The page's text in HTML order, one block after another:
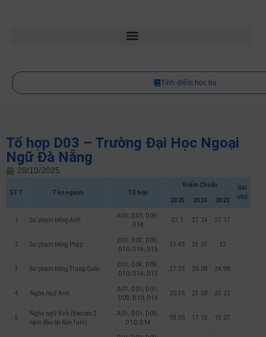
Tính điểm học bạ
Tổ hợp D03 – Trường Đại Học Ngoại
Ngữ Đà Nẵng
28/10/2025
STT Tên ngành Tổ hợp
Điểm Chuẩn
Ghi
chú
2025 2024 2023
1 Sư phạm tiếng Anh
A01; D01; D09;
D14
27.1 27.24 27.17
2 Sư phạm tiếng Pháp
D01; D03; D09;
D10; D14; D15
21.45 23.07 22
3 Sư phạm tiếng Trung Quốc
D01; D04; D09;
D10; D14; D15
27.25 26.09 24.98
4 Ngôn ngữ Anh
A01; D01; D07;
D09; D10; D14
20.35 23.58 23.22
5
Ngôn ngữ Anh (Đào tạo 2
năm đầu tại Kon Tum)
A01; D01; D09;
D10; D14
18.95 17.13 15.07